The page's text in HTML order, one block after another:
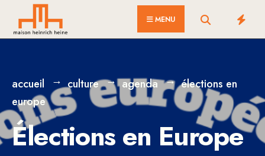
MENU
accueil culture agenda
élections en
europe
Élections en Europe